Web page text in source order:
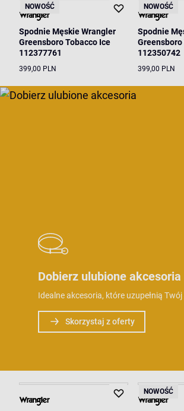
NOWOŚĆ
Spodnie Męskie Wrangler
Greensboro Tobacco Ice
112377761
399,00 PLN
NOWOŚĆ
Spodnie
112350742
399,00 PLN
Dobierz ulubione akcesoria
Idealne akcesoria, które uzupełnią Twój
Skorzystaj z oferty
NOWOŚĆ